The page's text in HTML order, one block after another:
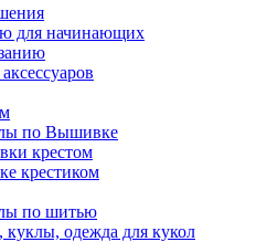
для начинающих
по Вышивке
крестом
крестиком
по шитью
одежда для кукол